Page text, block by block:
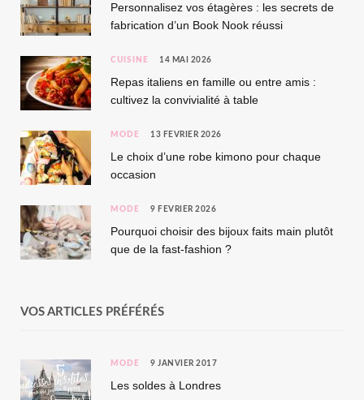
Personnalisez vos étagères : les secrets de
fabrication d’un Book Nook réussi
CUISINE 14 MAI 2026
Repas italiens en famille ou entre amis :
cultivez la convivialité à table
MODE 13 FÉVRIER 2026
Le choix d’une robe kimono pour chaque
occasion
MODE 9 FÉVRIER 2026
Pourquoi choisir des bijoux faits main plutôt
que de la fast-fashion ?
VOS ARTICLES PRÉFÉRÉS
MODE 9 JANVIER 2017
Les soldes à Londres